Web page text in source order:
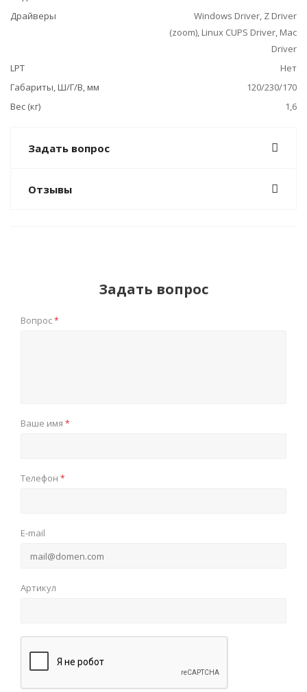
Драйверы
Windows Driver, Z Driver
(zoom), Linux CUPS Driver, Mac
Driver
LPT
Нет
Габариты, Ш/Г/В, мм
120/230/170
Вес (кг)
1,6
Задать вопрос
Отзывы
Задать вопрос
Вопрос*
Ваше имя *
Телефон *
E-mail
Артикул